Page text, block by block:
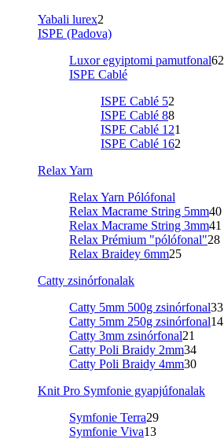
Yabali lurex2
ISPE (Padova)
Luxor egyiptomi pamutfonal62
ISPE Cablé
ISPE Cablé 52
ISPE Cablé 88
ISPE Cablé 121
ISPE Cablé 162
Relax Yarn
Relax Yarn Pólófonal
Relax Macrame String 5mm40
Relax Macrame String 3mm41
Relax Prémium "pólófonal"28
Relax Braidey 6mm25
Catty zsinórfonalak
Catty 5mm 500g zsinórfonal33
Catty 5mm 250g zsinórfonal14
Catty 3mm zsinórfonal21
Catty Poli Braidy 2mm34
Catty Poli Braidy 4mm30
Knit Pro Symfonie gyapjúfonalak
Symfonie Terra29
Symfonie Viva13